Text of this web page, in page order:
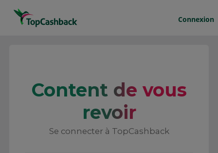
Connexion
Content de vous
revoir
Se connecter à TopCashback